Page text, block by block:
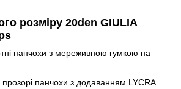
розміру 20den GIULIA
панчохи з мереживною гумкою на
прозорі панчохи з додаванням LYCRA.